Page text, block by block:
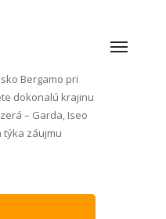
Bergamo pri
dokonalú krajinu
– Garda, Iseo
týka záujmu